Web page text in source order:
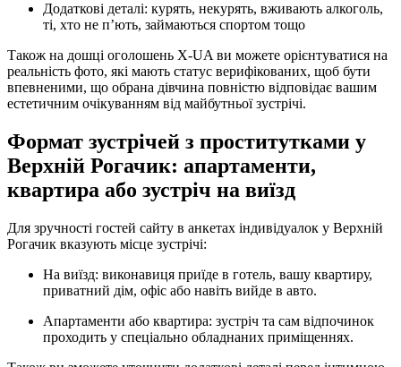
Додаткові деталі: курять, некурять, вживають алкоголь,
ті, хто не п’ють, займаються спортом тощо
Також на дошці оголошень X-UA ви можете орієнтуватися на
реальність фото, які мають статус верифікованих, щоб бути
впевненими, що обрана дівчина повністю відповідає вашим
естетичним очікуванням від майбутньої зустрічі.
Формат зустрічей з проститутками у
Верхній Рогачик: апартаменти,
квартира або зустріч на виїзд
Для зручності гостей сайту в анкетах індивідуалок у Верхній
Рогачик вказують місце зустрічі:
На виїзд: виконавиця приїде в готель, вашу квартиру,
приватний дім, офіс або навіть вийде в авто.
Апартаменти або квартира: зустріч та сам відпочинок
проходить у спеціально обладнаних приміщеннях.